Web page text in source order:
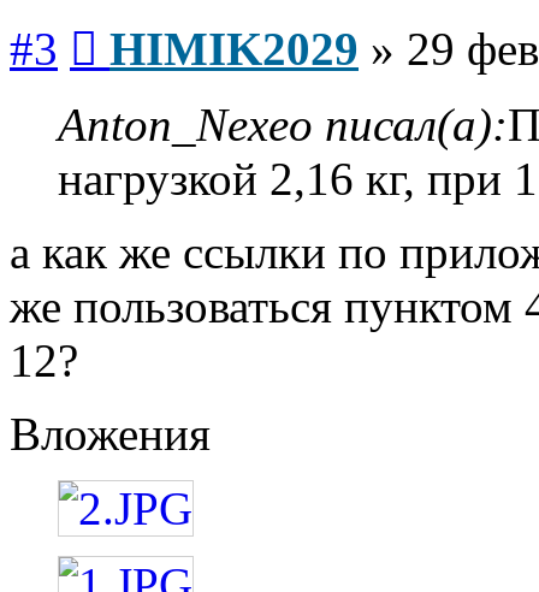
#3 HIMIK2029 » 29
Anton_Nexeo писал(а):
нагрузкой 2,16 кг, при
а как же ссылки по
же пользоваться
12?
Вложения